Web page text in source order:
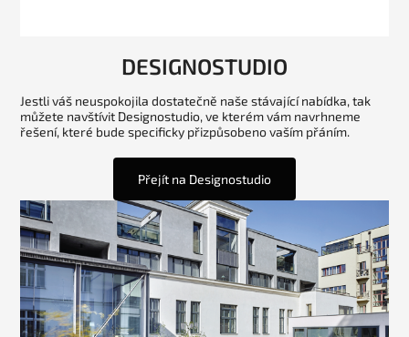
DESIGNOSTUDIO
Jestli váš neuspokojila dostatečně naše stávající nabídka, tak
můžete navštívit Designostudio, ve kterém vám navrhneme
řešení, které bude specificky přizpůsobeno vaším přáním.
Přejít na Designostudio